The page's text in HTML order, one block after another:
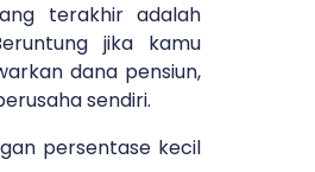
terakhir adalah
jika kamu
dana pensiun,
sendiri.
persentase kecil